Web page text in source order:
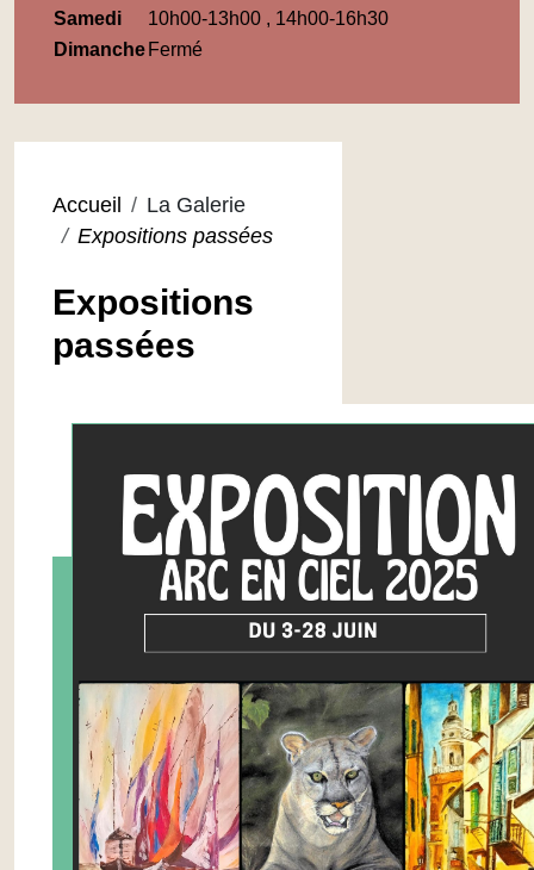
Samedi
10h00-13h00 , 14h00-16h30
Dimanche Fermé
Accueil
La Galerie
Expositions passées
Expositions
passées